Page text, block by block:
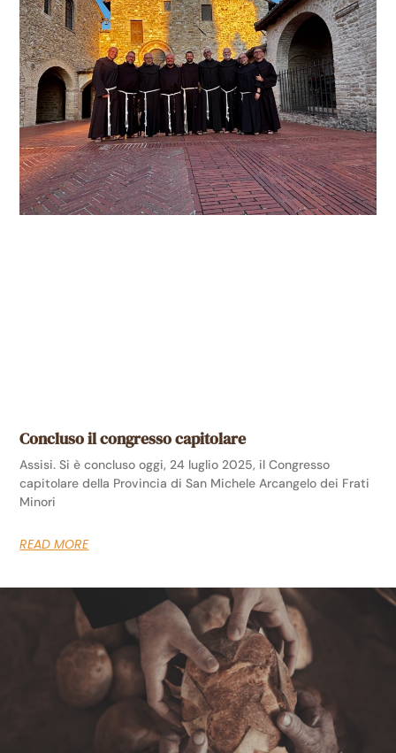
Concluso il congresso capitolare
Assisi. Si è concluso oggi, 24 luglio 2025, il Congresso
capitolare della Provincia di San Michele Arcangelo dei Frati
Minori
READ MORE